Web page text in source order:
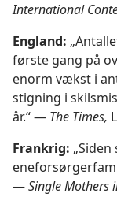
International
England:
første gang på
enorm vækst i
stigning i
år.“ — The Times,
Frankrig:
—Single Mothers